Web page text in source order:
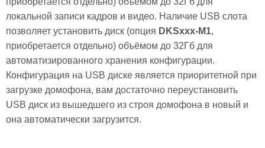
локальной записи кадров и видео. Наличие USB слота
позволяет установить диск (опция DKSxxx-M1,
приобретается отдельно) объёмом до 32Гб для
автоматизированного хранения конфигурации.
Конфигурация на USB диске является приоритетной при
загрузке домофона, вам достаточно переустановить
USB диск из вышедшего из строя домофона в новый и
она автоматически загрузится.